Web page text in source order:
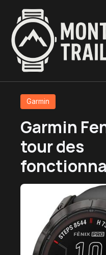
contenu
principal
Garmin
Garmin
tour des